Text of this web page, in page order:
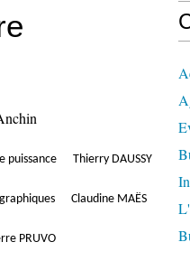
puissance Thierry DAUSSY
Claudine MAËS
PRUVO